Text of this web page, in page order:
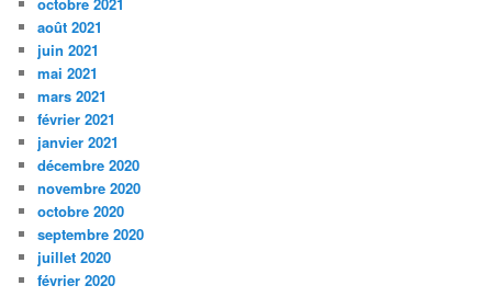
août 2021
juin 2021
mai 2021
mars 2021
février 2021
janvier 2021
décembre 2020
novembre 2020
octobre 2020
septembre 2020
juillet 2020
février 2020